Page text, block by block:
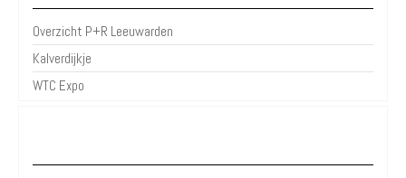
Overzicht P+R Leeuwarden
Kalverdijkje
WTC Expo